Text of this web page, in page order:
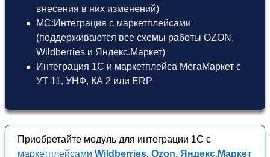
внесения в них изменений)
МС:Интеграция с маркетплейсами
(поддерживаются все схемы работы OZON,
Wildberries и Яндекс.Маркет)
Интеграция 1С и маркетплейса МегаМаркет с
УТ 11, УНФ, КА 2 или ERP
Приобретайте модуль для интеграции 1С с
маркетплейсами Wildberries, Ozon, Яндекс.Маркет